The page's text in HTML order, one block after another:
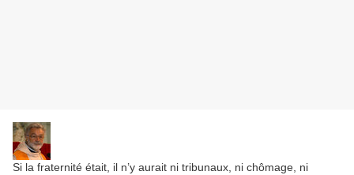
Si la fraternité était, il n’y aurait ni tribunaux, ni chômage, ni